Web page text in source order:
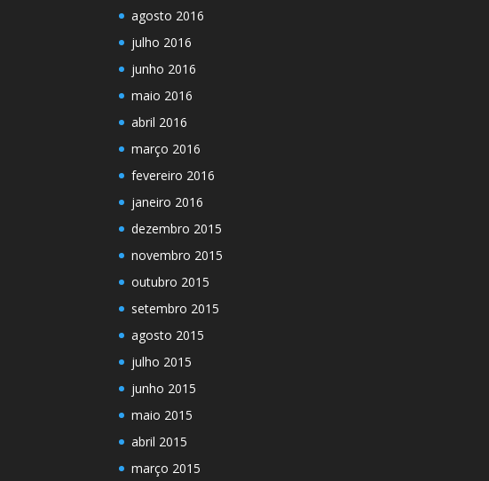
agosto 2016
julho 2016
junho 2016
maio 2016
abril 2016
março 2016
fevereiro 2016
janeiro 2016
dezembro 2015
novembro 2015
outubro 2015
setembro 2015
agosto 2015
julho 2015
junho 2015
maio 2015
abril 2015
março 2015